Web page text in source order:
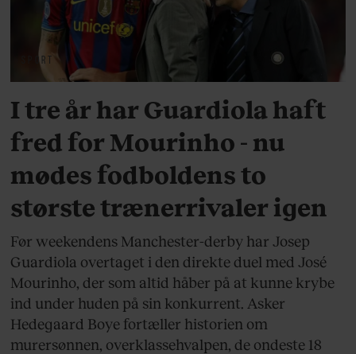
SPORT
I tre år har Guardiola haft
fred for Mourinho - nu
mødes fodboldens to
største trænerrivaler igen
Før weekendens Manchester-derby har Josep
Guardiola overtaget i den direkte duel med José
Mourinho, der som altid håber på at kunne krybe
ind under huden på sin konkurrent. Asker
Hedegaard Boye fortæller historien om
murersønnen, overklassehvalpen, de ondeste 18